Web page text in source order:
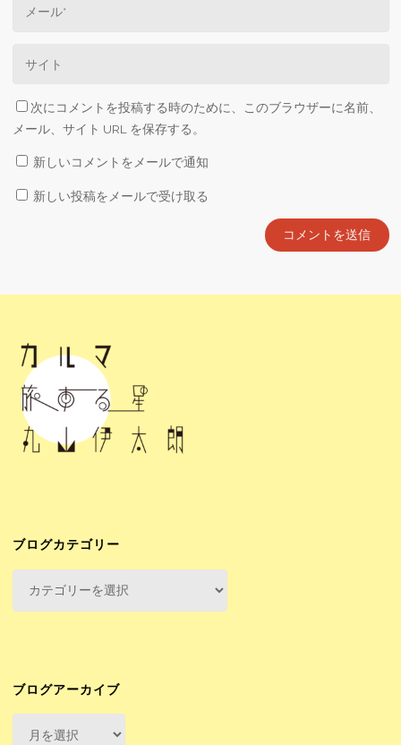
次にコメントを投稿する時のために、このブラウザーに名前、
メール、サイト URL を保存する。
新しいコメントをメールで通知
新しい投稿をメールで受け取る
ブログカテゴリー
ゴ
ブログアーカイブ